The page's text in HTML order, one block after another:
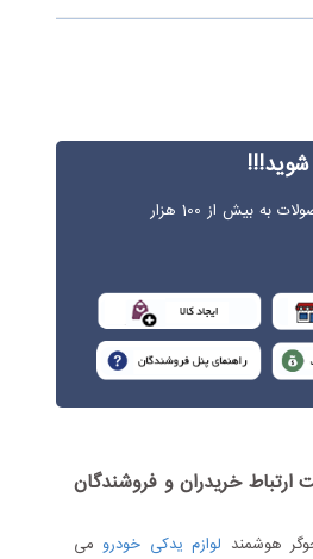
شوید!!!
معرفی محصولات به بیش از 100 هزار
خریدران و فروشندگان
هوشمند لوازم یدکی خودرو می